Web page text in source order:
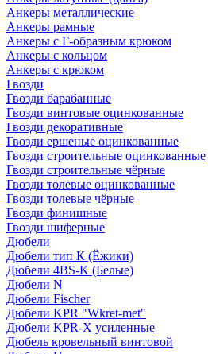
Анкеры металлические
Анкеры рамные
Анкеры с Г-образным крюком
Анкеры с кольцом
Анкеры с крюком
Гвозди
Гвозди барабанные
Гвозди винтовые оцинкованные
Гвозди декоративные
Гвозди ершеные оцинкованные
Гвозди строительные оцинкованные
Гвозди строительные чёрные
Гвозди толевые оцинкованные
Гвозди толевые чёрные
Гвозди финишные
Гвозди шиферные
Дюбели
Дюбели тип К (Ёжики)
Дюбели 4BS-K (Белые)
Дюбели N
Дюбели Fischer
Дюбели KPR "Wkret-met"
Дюбели KPR-Х усиленные
Дюбель кровельный винтовой